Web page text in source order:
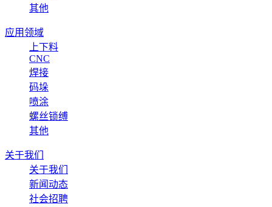
其他
应用领域
上下料
CNC
焊接
码垛
喷涂
螺丝锁缚
其他
关于我们
关于我们
新闻动态
社会招聘